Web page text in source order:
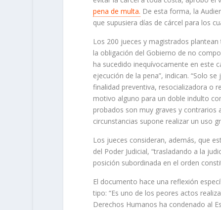
pena de multa. De esta forma, la
que supusiera días de cárcel para los
Los 200 jueces y magistrados
la obligación del Gobierno de no
ha sucedido inequívocamente en este
ejecución de la pena”, indican. “Solo
finalidad preventiva, resocializadora o
motivo alguno para un doble indulto
probados son muy graves y contrarios
circunstancias supone realizar un uso
Los jueces consideran, además, que
del Poder Judicial, “trasladando a la
posición subordinada en el orden
El documento hace una reflexión
tipo: “Es uno de los peores actos
Derechos Humanos ha condenado al